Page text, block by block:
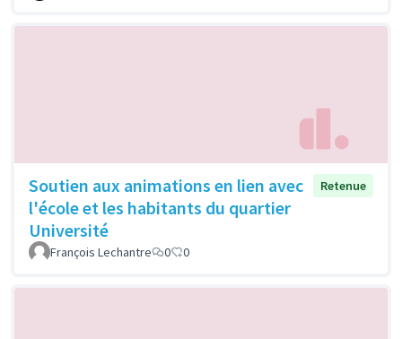
Soutien aux animations en lien avec
l'école et les habitants du quartier
Université
Retenue
François Lechantre 0 0